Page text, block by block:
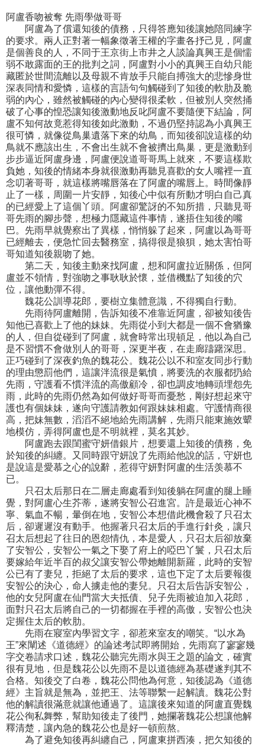
阿盧香吻被奪 先雨學做哥哥
阿盧為了償還知後的債務，只得答應知後讓她陪同練字
的要求。兩人正對著一幅象徵著王權的字畫各抒己見，阿盧
是個善良的人，不同于王京街上市井之人談論真興王是個懦
弱不敢露面的王的批判之詞，阿盧對小小的真興王自幼只能
藏匿於世間流離以及母親不肯放手只能自搏強大的悲慘身世
深表同情和愛憐，這樣的言語句句觸碰到了知後的軟肋及脆
弱的內心，雖然被觸碰的內心變得很柔軟，但被別人突然捅
破了心事的惶恐讓知後激動地反叱阿盧不要隨便下結論，阿
盧不知何故竟惹得知後如此激動，不過仍堅持認為小真興王
很可憐，就像從鳥巢遺落下來的幼鳥，而知後卻說這樣的幼
鳥就不應該出生，不會出生就不會被擠出鳥巢，更是激動到
步步逼近阿盧身邊，阿盧便說道哥哥馬上就來，不要這樣欺
負她，知後的情緒本身就很激動再聽見喜歡的女人嘴裡一直
念叨著哥哥，就這樣將嘴唇落在了阿盧的嘴唇上。時間像靜
止了一樣，周圍一片安靜，知後心中似有所動才明白自己真
的已經愛上了這個丫頭。阿盧卻驚訝的不知所措，只聽見哥
哥先雨的腳步聲，想極力隱藏這件事情，遂捂住知後的嘴
巴。先雨早就覺察出了異樣，悄悄躲了起來，阿盧以為哥哥
已經離去，便急忙回去醫務室，搞得很是狼狽，她太害怕哥
哥知道知後親吻了她。
第二天，知後主動來找阿盧，想和阿盧拉近關係，但阿
盧並不領情，對強吻之事耿耿於懷，並借機點了知後的穴
位，讓他動彈不得。
魏花公訓導花郎，要樹立集體意識，不得獨自行動。
先雨待阿盧離開，告訴知後不准靠近阿盧，卻被知後告
知他已喜歡上了他的妹妹。先雨從小到大都是一個不會猶豫
的人，但自從碰到了阿盧，就會時常出現頓足，他以為自己
是不習慣不會做別人的哥哥，深更半夜，在走廊躊躇深思。
正巧碰到了深夜釣魚的魏花公。魏花公以不和室友同步行動
的理由懲罰他們，這讓泮流很是氣憤，將要洗的衣服都扔給
先雨，守護看不慣泮流的高傲顧冷，卻也調皮地轉頭埋怨先
雨，此時的先雨仍然為如何做好哥哥而憂愁，剛好想起來守
護也有個妹妹，遂向守護請教如何跟妹妹相處。守護情商很
高，把妹無數，滔滔不絕地給先雨講解，先雨只能東施效顰
地模仿，弄得阿盧也是不明就裡，莫名其妙。
阿盧跑去跟閨蜜守妍借銀片，想要還上知後的債務，免
於知後的糾纏。又同時跟守妍說了先雨給他說的話，守妍也
是說這是愛慕之心的說辭，惹得守妍對阿盧的生活羡慕不
已。
只召太后那日在二層走廊處看到知後躺在阿盧的腿上睡
覺，對阿盧心生芥蒂，遂將安智公召進宮。許是最近心神不
寧、氣血不暢，暈倒在地，安智公本想借此機會殺了只召太
后，卻遲遲沒有動手。他握著只召太后的手進行針灸，讓只
召太后想起了往日的恩怨情仇，本是愛人，只召太后卻放棄
了安智公，安智公一氣之下娶了府上的啞巴丫鬟，只召太后
要嫁給年近半百的叔父讓安智公帶她離開新羅，此時的安智
公已有了妻兒，拒絕了太后的要求，這也下定了太后要報復
安智公的決心，命人擄走他的妻兒。只召太后告訴安智公，
他的女兒阿盧在仙門當大夫抵債、兒子先雨被迫加入花郎，
面對只召太后將自己的一切都握在手裡的高傲，安智公也決
定握住太后的軟肋。
先雨在寢室內學習文字，卻惹來室友的嘲笑。“以水為
王”來闡述《道德經》的論述考試即將開始，先雨寫了寥寥幾
字交卷請求口述，魏花公聽完先雨水與王之題的論文，確實
很有見地，但是魏花公以先雨不是以道德經為基礎遂判其不
合格。知後交了白卷，魏花公問他為何意，知後認為《道德
經》主旨就是無為，並把王、法等聯繫一起解讀。魏花公對
他的解讀很滿意就讓他通過了。這讓後來知道的阿盧直覺魏
花公徇私舞弊，幫助知後走了後門，她攔著魏花公想讓他解
釋清楚，讓內急的魏花公也是好一頓煎熬。
為了避免知後再糾纏自己，阿盧東拼西湊，把欠知後的